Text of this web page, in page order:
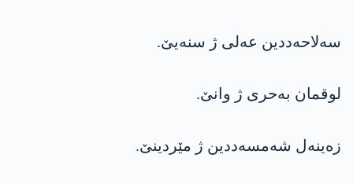
سه‌لاحه‌ددین عه‌لی ژ سنه‌یێ.
لوقمان به‌حری ژ وانێ.
زه‌ینه‌ل شه‌مسه‌ددین ژ مێردینێ.